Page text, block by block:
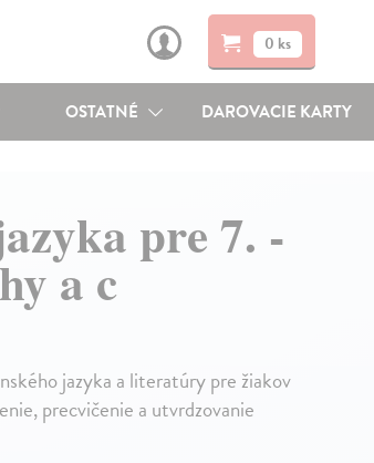
0 ks
OSTATNÉ DAROVACIE KARTY
pre 7. -
a c
jazyka a literatúry pre žiakov
precvičenie a utvrdzovanie